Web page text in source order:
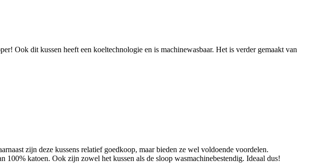
Ook dit kussen heeft een koeltechnologie en is machinewasbaar. Het is verder gemaakt van
zijn deze kussens relatief goedkoop, maar bieden ze wel voldoende voordelen.
katoen. Ook zijn zowel het kussen als de sloop wasmachinebestendig. Ideaal dus!